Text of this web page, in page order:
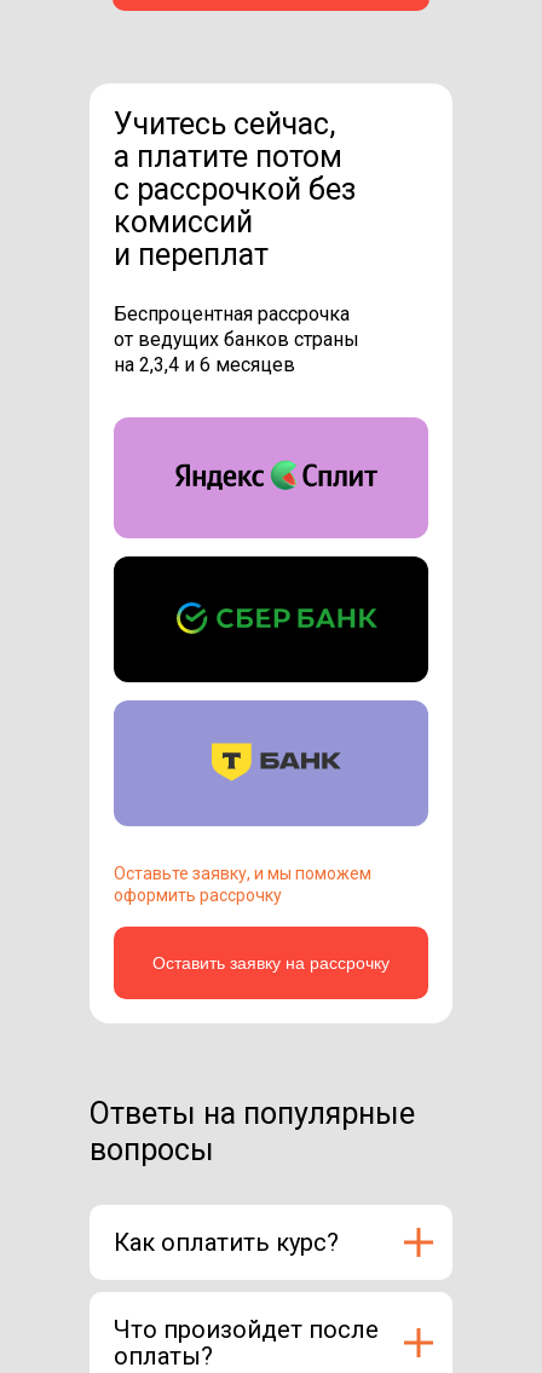
Учитесь сейчас,
а платите потом
с рассрочкой без
комиссий
и переплат
Оставьте заявку, и мы поможем
оформить рассрочку
Беспроцентная рассрочка
от ведущих банков страны
на 2,3,4 и 6 месяцев
Оставить заявку на рассрочку
Ответы на популярные
вопросы
Как оплатить курс?
Что произойдет после
оплаты?